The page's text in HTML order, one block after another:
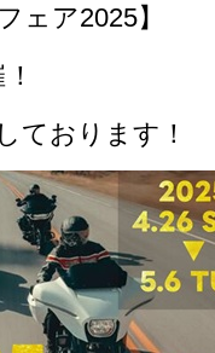
ェア2025】
ております！